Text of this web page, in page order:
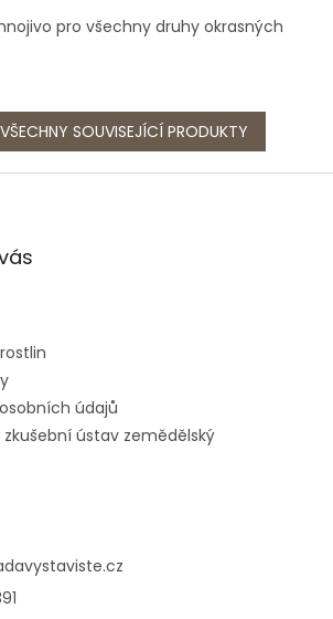
pro všechny druhy okrasných
SOUVISEJÍCÍ PRODUKTY
údajů
ústav zemědělský